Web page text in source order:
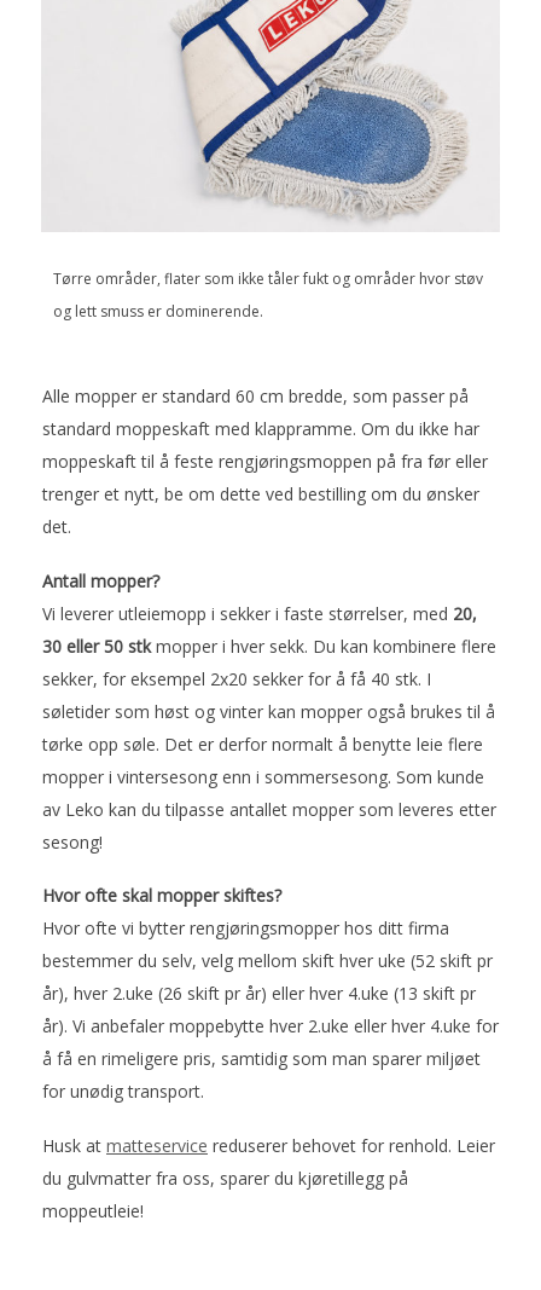
Tørre områder, flater som ikke tåler fukt og områder hvor støv
og lett smuss er dominerende.
Alle mopper er standard 60 cm bredde, som passer på
standard moppeskaft med klappramme. Om du ikke har
moppeskaft til å feste rengjøringsmoppen på fra før eller
trenger et nytt, be om dette ved bestilling om du ønsker
det.
Antall mopper?
Vi leverer utleiemopp i sekker i faste størrelser, med 20,
30 eller 50 stkmopper i hver sekk. Du kan kombinere flere
sekker, for eksempel 2x20 sekker for å få 40 stk. I
søletider som høst og vinter kan mopper også brukes til å
tørke opp søle. Det er derfor normalt å benytte leie flere
mopper i vintersesong enn i sommersesong. Som kunde
av Leko kan du tilpasse antallet mopper som leveres etter
sesong!
Hvor ofte skal mopper skiftes?
Hvor ofte vi bytter rengjøringsmopper hos ditt firma
bestemmer du selv, velg mellom skift hver uke (52 skift pr
år), hver 2.uke (26 skift pr år) eller hver 4.uke (13 skift pr
år). Vi anbefaler moppebytte hver 2.uke eller hver 4.uke for
å få en rimeligere pris, samtidig som man sparer miljøet
for unødig transport.
Husk at matteservice reduserer behovet for renhold. Leier
du gulvmatter fra oss, sparer du kjøretillegg på
moppeutleie!